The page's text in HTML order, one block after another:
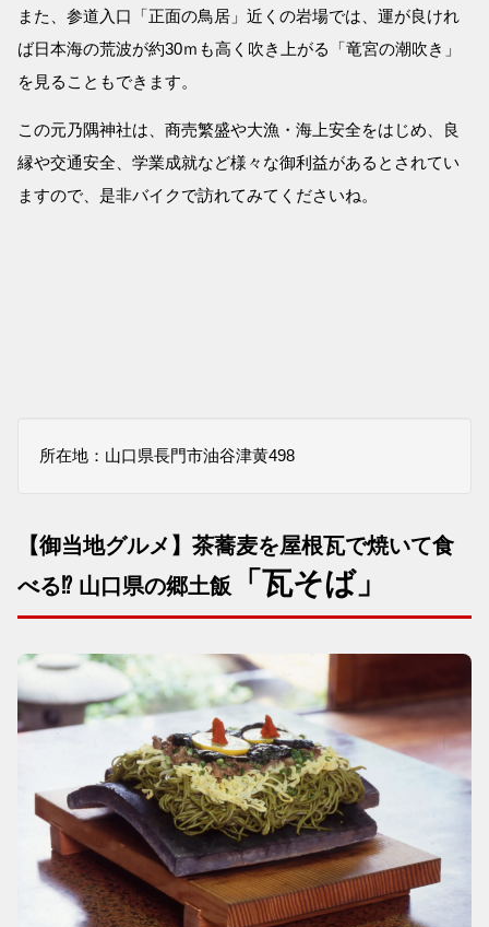
また、参道入口「正面の鳥居」近くの岩場では、運が良けれ
ば日本海の荒波が約30ｍも高く吹き上がる「竜宮の潮吹き」
を見ることもできます。
この元乃隅神社は、商売繁盛や大漁・海上安全をはじめ、良
縁や交通安全、学業成就など様々な御利益があるとされてい
ますので、是非バイクで訪れてみてくださいね。
所在地：山口県長門市油谷津黄498
【御当地グルメ】茶蕎麦を屋根瓦で焼いて食
べる⁉︎ 山口県の郷土飯
「瓦そば」